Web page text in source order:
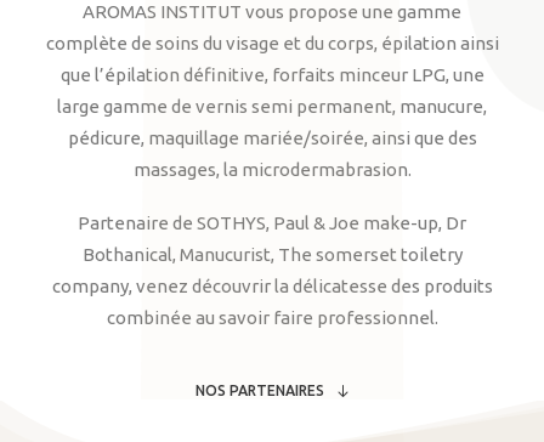
AROMAS INSTITUT vous propose une gamme
complète de soins du visage et du corps, épilation ainsi
que l’épilation définitive, forfaits minceur LPG, une
large gamme de vernis semi permanent, manucure,
pédicure, maquillage mariée/soirée, ainsi que des
massages, la microdermabrasion.
Partenaire de SOTHYS, Paul & Joe make-up, Dr
Bothanical, Manucurist, The somerset toiletry
company, venez découvrir la délicatesse des produits
combinée au savoir faire professionnel.
NOS PARTENAIRES